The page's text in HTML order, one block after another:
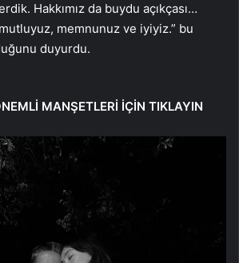
Hakkımız da buydu açıkçası…
memnunuz ve iyiyiz.” bu
duyurdu.
MANŞETLERİ İÇİN TIKLAYIN